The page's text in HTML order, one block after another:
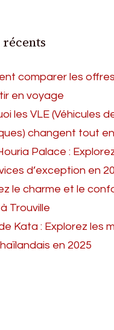
comparer les
en voyage
les VLE (Véhicules
changent tout
Palace :
d’exception en
le charme et le
Trouville
Kata : Explorez les
en 2025